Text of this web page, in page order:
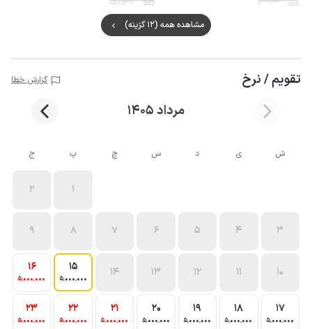
مشاهده همه (12 گزینه)
تقویم / نرخ گزارش خطا
مرداد 1405
ش ی د س چ پ ج
1
2
3
4
5
6
7
8
9
10
11
12
13
14
15
5٬000٬000
16
5٬000٬000
17
5٬000٬000
18
5٬000٬000
19
5٬000٬000
20
5٬000٬000
21
5٬000٬000
22
5٬000٬000
23
5٬000٬000